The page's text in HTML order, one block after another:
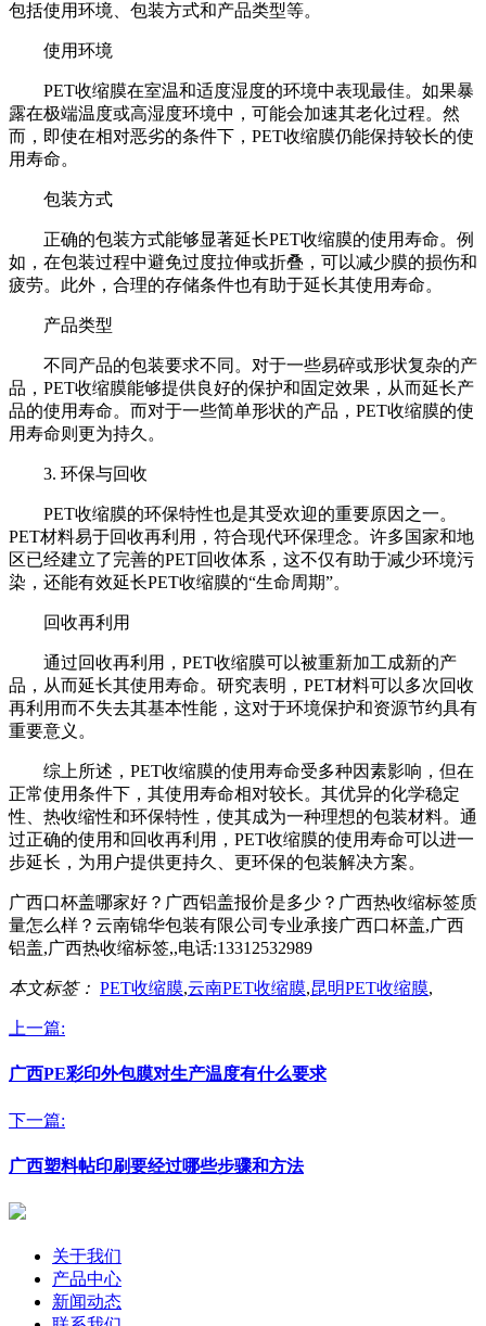
包括使用环境、包装方式和产品类型等。
使用环境
PET收缩膜在室温和适度湿度的环境中表现最佳。如果暴
露在极端温度或高湿度环境中，可能会加速其老化过程。然
而，即使在相对恶劣的条件下，PET收缩膜仍能保持较长的使
用寿命。
包装方式
正确的包装方式能够显著延长PET收缩膜的使用寿命。例
如，在包装过程中避免过度拉伸或折叠，可以减少膜的损伤和
疲劳。此外，合理的存储条件也有助于延长其使用寿命。
产品类型
不同产品的包装要求不同。对于一些易碎或形状复杂的产
品，PET收缩膜能够提供良好的保护和固定效果，从而延长产
品的使用寿命。而对于一些简单形状的产品，PET收缩膜的使
用寿命则更为持久。
3. 环保与回收
PET收缩膜的环保特性也是其受欢迎的重要原因之一。
PET材料易于回收再利用，符合现代环保理念。许多国家和地
区已经建立了完善的PET回收体系，这不仅有助于减少环境污
染，还能有效延长PET收缩膜的“生命周期”。
回收再利用
通过回收再利用，PET收缩膜可以被重新加工成新的产
品，从而延长其使用寿命。研究表明，PET材料可以多次回收
再利用而不失去其基本性能，这对于环境保护和资源节约具有
重要意义。
综上所述，PET收缩膜的使用寿命受多种因素影响，但在
正常使用条件下，其使用寿命相对较长。其优异的化学稳定
性、热收缩性和环保特性，使其成为一种理想的包装材料。通
过正确的使用和回收再利用，PET收缩膜的使用寿命可以进一
步延长，为用户提供更持久、更环保的包装解决方案。
广西口杯盖哪家好？广西铝盖报价是多少？广西热收缩标签质
量怎么样？云南锦华包装有限公司专业承接广西口杯盖,广西
铝盖,广西热收缩标签,,电话:13312532989
本文标签： PET收缩膜,云南PET收缩膜,昆明PET收缩膜,
上一篇:
广西PE彩印外包膜对生产温度有什么要求
下一篇:
广西塑料帖印刷要经过哪些步骤和方法
关于我们
产品中心
新闻动态